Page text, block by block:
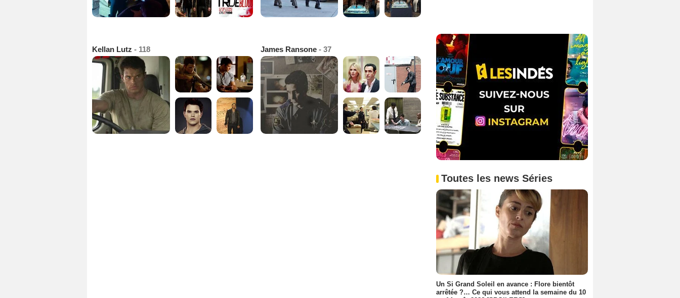
Kellan Lutz - 118 James Ransone - 37
Toutes les news Séries
Un Si Grand Soleil en avance : Flore bientôt
arrêtée ?… Ce qui vous attend la semaine du 10